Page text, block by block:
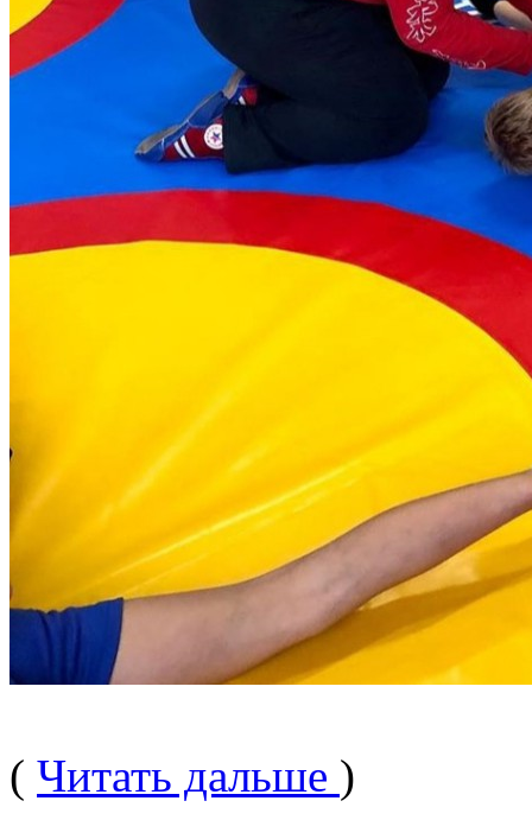
( Читать дальше )